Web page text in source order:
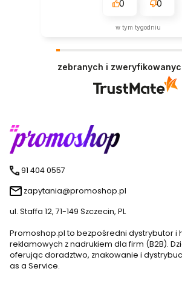
0 0
w tym tygodniu
zebranych i
91 404 0557
zapytania@promoshop.pl
ul. Staffa 12, 71-149 Szczecin, PL
Promoshop.pl to bezpośredni dystrybutor i
reklamowych z nadrukiem dla firm (B2B).
oferując doradztwo, znakowanie i
as a Service.